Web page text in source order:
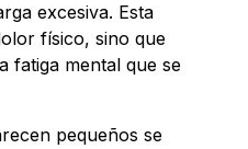
excesiva. Esta
físico, sino que
fatiga mental que se
pequeños se